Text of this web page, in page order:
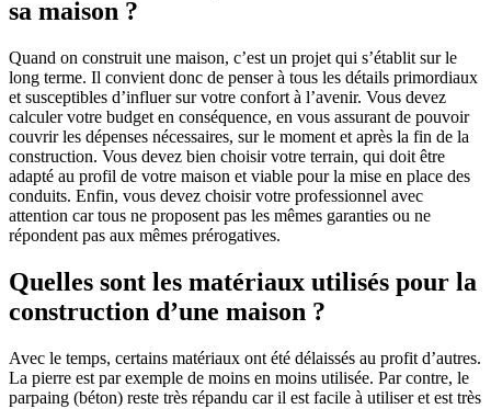
sa maison ?
Quand on construit une maison, c’est un projet qui s’établit sur le
long terme. Il convient donc de penser à tous les détails primordiaux
et susceptibles d’influer sur votre confort à l’avenir. Vous devez
calculer votre budget en conséquence, en vous assurant de pouvoir
couvrir les dépenses nécessaires, sur le moment et après la fin de la
construction. Vous devez bien choisir votre terrain, qui doit être
adapté au profil de votre maison et viable pour la mise en place des
conduits. Enfin, vous devez choisir votre professionnel avec
attention car tous ne proposent pas les mêmes garanties ou ne
répondent pas aux mêmes prérogatives.
Quelles sont les matériaux utilisés pour la
construction d’une maison ?
Avec le temps, certains matériaux ont été délaissés au profit d’autres.
La pierre est par exemple de moins en moins utilisée. Par contre, le
parpaing (béton) reste très répandu car il est facile à utiliser et est très